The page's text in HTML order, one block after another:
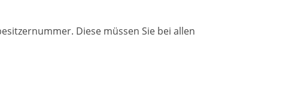
Diese müssen Sie bei allen